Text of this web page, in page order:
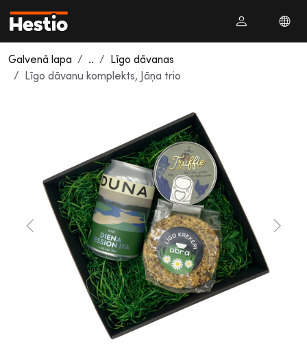
Galvenā lapa ..
Līgo dāvanas
Līgo dāvanu komplekts, Jāņa trio
Previous Next